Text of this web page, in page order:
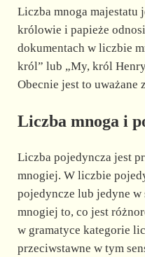
Liczba mnoga majestatu
królowie i papieże
dokumentach w liczbie
król” lub „My, król
Obecnie jest to uważane
Liczba mnoga i
Liczba pojedyncza jest
mnogiej. W liczbie
pojedyncze lub jedyne
mnogiej to, co jest
w gramatyce kategorie
przeciwstawne w tym